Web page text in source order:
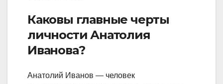
Каковы главные черты
личности Анатолия
Иванова?
Анатолий Иванов — человек